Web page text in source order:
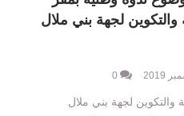
والتكوين لجهة بني ملال
0
والتكوين لجهة بني ملال